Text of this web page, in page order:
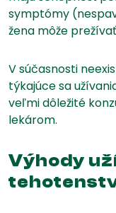
symptómy
žena môže
V súčasnosti
týkajúce sa
veľmi dôležité
lekárom.
Výhody